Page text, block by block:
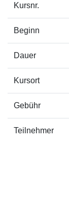
Kursnr.
Beginn
Dauer
Kursort
Gebühr
Teilnehmer